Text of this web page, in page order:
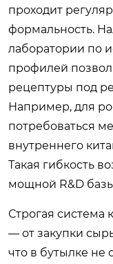
проходит
формальность.
лаборатории по
профилей
рецептуры под
Например, для
потребоваться
внутреннего
Такая гибкость
мощной R&D
Строгая система
— от закупки
что в бутылке не